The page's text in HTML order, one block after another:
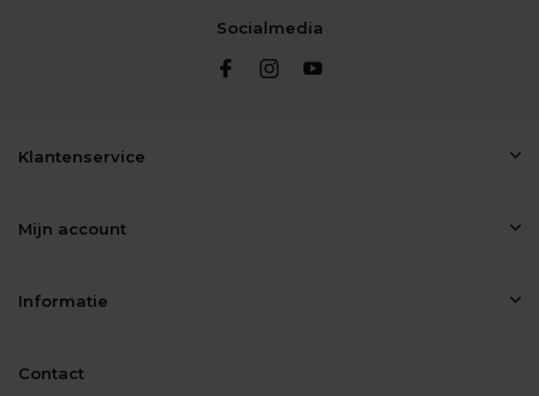
Socialmedia
Klantenservice
Mijn account
Informatie
Contact